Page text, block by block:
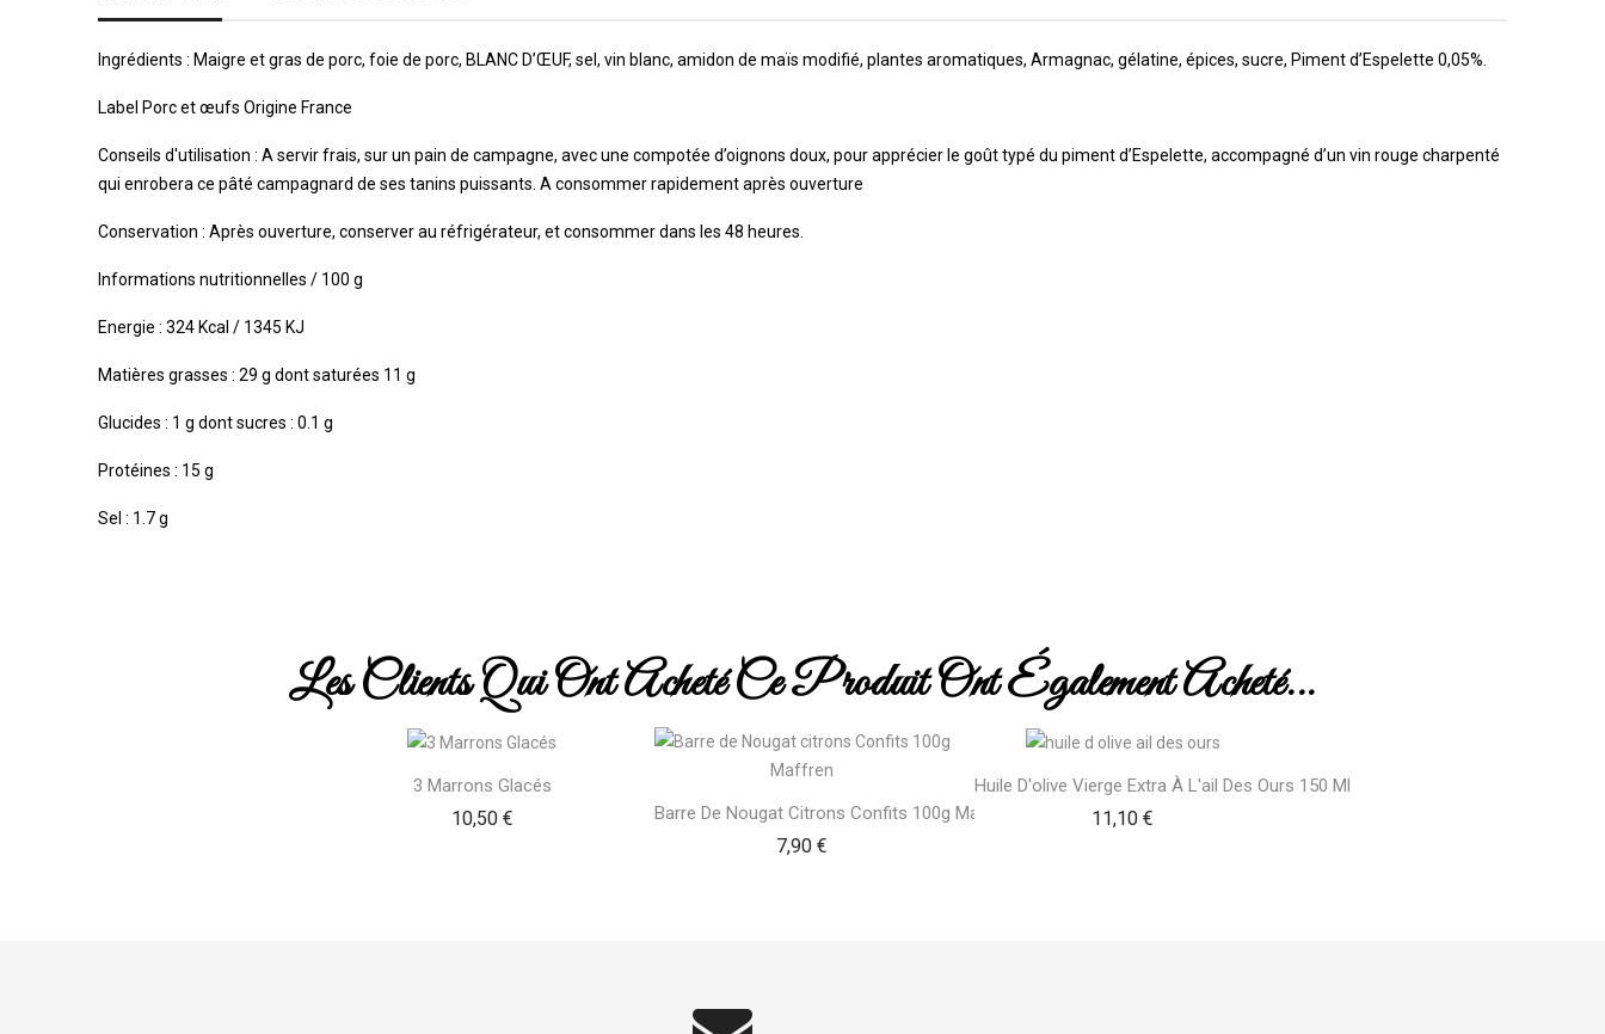
Ingrédients : Maigre et gras de porc, foie de porc, BLANC D’ŒUF, sel, vin blanc, amidon de maïs modifié, plantes aromatiques, Armagnac, gélatine, épices, sucre, Piment d’Espelette 0,05%.
Label Porc et œufs Origine France
Conseils d'utilisation : A servir frais, sur un pain de campagne, avec une compotée d’oignons doux, pour apprécier le goût typé du piment d’Espelette, accompagné d’un vin rouge charpenté
qui enrobera ce pâté campagnard de ses tanins puissants. A consommer rapidement après ouverture
Conservation : Après ouverture, conserver au réfrigérateur, et consommer dans les 48 heures.
Informations nutritionnelles / 100 g
Energie : 324 Kcal / 1345 KJ
Matières grasses : 29 g dont saturées 11 g
Glucides : 1 g dont sucres : 0.1 g
Protéines : 15 g
Sel : 1.7 g
Les Clients Qui Ont Acheté Ce Produit Ont Également Acheté...
3 Marrons Glacés
10,50 €Prix Barre De Nougat Citrons Confits 100g Maffren
7,90 €
Huile D'olive Vierge Extra À L'ail Des Ours 150 Ml
11,10 €